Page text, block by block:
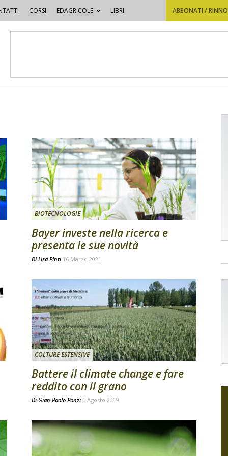
CORSI EDAGRICOLE LIBRI ABBONATI /
BIOTECNOLOGIE
Bayer investe nella ricerca e
presenta le sue novità
Di Lisa Pinti 16 Marzo 2021
COLTURE ESTENSIVE
Battere il climate change e fare
reddito con il grano
Di Gian Paolo Ponzi 6 Agosto 2019